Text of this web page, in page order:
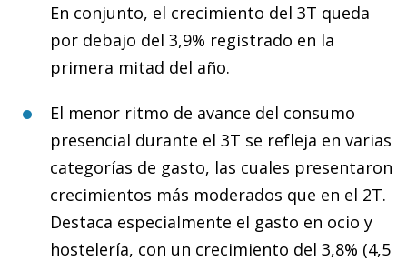
En conjunto, el crecimiento del 3T queda
por debajo del 3,9% registrado en la
primera mitad del año.
El menor ritmo de avance del consumo
presencial durante el 3T se refleja en varias
categorías de gasto, las cuales presentaron
crecimientos más moderados que en el 2T.
Destaca especialmente el gasto en ocio y
hostelería, con un crecimiento del 3,8% (4,5